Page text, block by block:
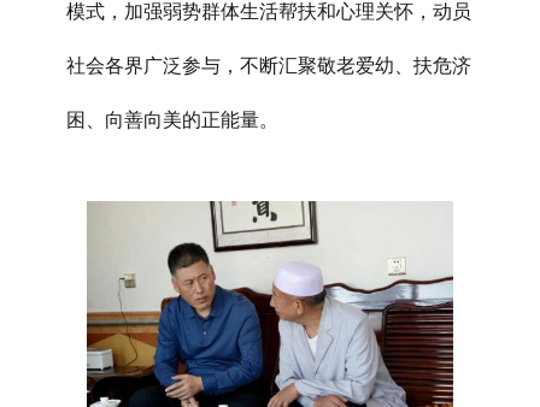
模式，加强弱势群体生活帮扶和心理关怀，动员
社会各界广泛参与，不断汇聚敬老爱幼、扶危济
困、向善向美的正能量。